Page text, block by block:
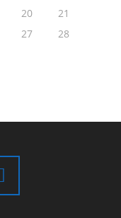
20
21
27
28